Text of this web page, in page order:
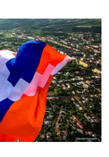
հայտնվում ենք
դուք եք․